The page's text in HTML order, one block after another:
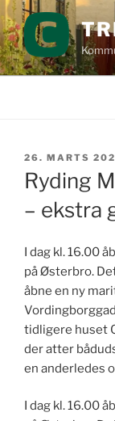
Videre
til
indhold
UDGIVET
DEN
26. MARTS
Ryding
– ekstra
I dag kl. 16.00
på Østerbro.
åbne en ny
tidligere huset
der atter
en anderledes
I dag kl. 16.00